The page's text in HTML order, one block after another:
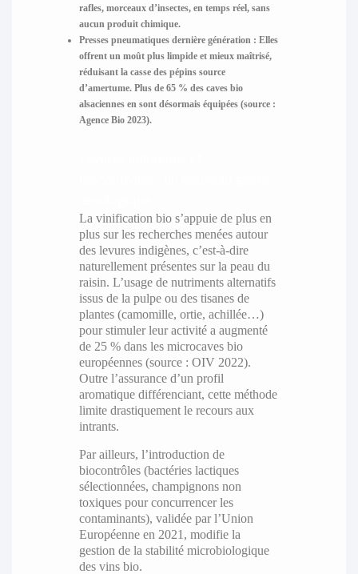
rafles, morceaux d’insectes, en temps réel, sans
aucun produit chimique.
Presses pneumatiques dernière génération : Elles
offrent un moût plus limpide et mieux maîtrisé,
réduisant la casse des pépins source
d’amertume. Plus de 65 % des caves bio
alsaciennes en sont désormais équipées (source :
Agence Bio 2023).
La vinification bio s’appuie de plus en
plus sur les recherches menées autour
des levures indigènes, c’est-à-dire
naturellement présentes sur la peau du
raisin. L’usage de nutriments alternatifs
issus de la pulpe ou des tisanes de
plantes (camomille, ortie, achillée…)
pour stimuler leur activité a augmenté
de 25 % dans les microcaves bio
européennes (source : OIV 2022).
Outre l’assurance d’un profil
aromatique différenciant, cette méthode
limite drastiquement le recours aux
intrants.
Par ailleurs, l’introduction de
biocontrôles (bactéries lactiques
sélectionnées, champignons non
toxiques pour concurrencer les
contaminants), validée par l’Union
Européenne en 2021, modifie la
gestion de la stabilité microbiologique
des vins bio.